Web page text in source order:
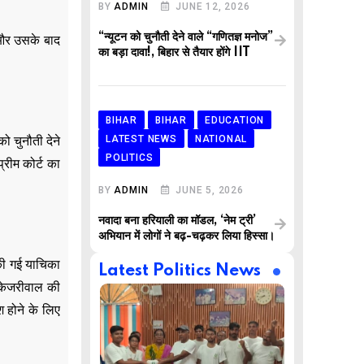
उसके बाद
चुनौती देने
कोर्ट का
गई याचिका
की
होने के लिए
BYADMIN JUNE 12, 2026
“न्यूटन को चुनौती देने वाले “गणितज्ञ मनोज”
का बड़ा दावा!, बिहार से तैयार होंगे IIT
BIHAR BIHAR
EDUCATION
LATEST NEWS
NATIONAL
POLITICS
BYADMIN JUNE 5, 2026
नवादा बना हरियाली का मॉडल, ‘नेम ट्री’
अभियान में लोगों ने बढ़-चढ़कर लिया हिस्सा।
Latest Politics News